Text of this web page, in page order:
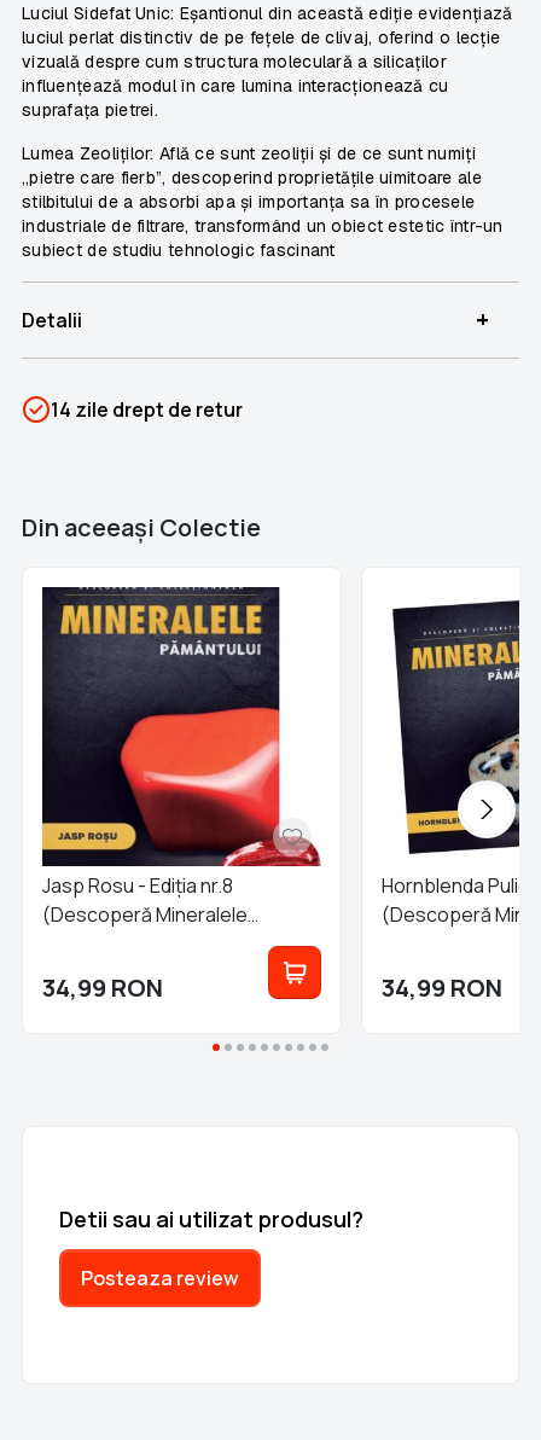
Luciul Sidefat Unic: Eșantionul din această ediție evidențiază
luciul perlat distinctiv de pe fețele de clivaj, oferind o lecție
vizuală despre cum structura moleculară a silicaților
influențează modul în care lumina interacționează cu
suprafața pietrei.
Lumea Zeoliților: Află ce sunt zeoliții și de ce sunt numiți
„pietre care fierb”, descoperind proprietățile uimitoare ale
stilbitului de a absorbi apa și importanța sa în procesele
industriale de filtrare, transformând un obiect estetic într-un
subiect de studiu tehnologic fascinant
Detalii +
Categorii
Descoperă Mineralele Pământului
14 zile drept de retur
Din aceeaşi Colectie
Jasp Rosu - Ediția nr.8
(Descoperă Mineralele
34,99 RON
Hornblenda
(Descoperă
34,99 RON
Detii sau ai utilizat produsul?
Posteaza review